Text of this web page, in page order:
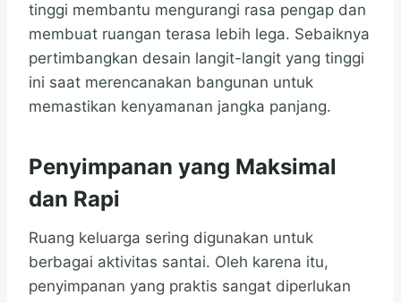
tinggi membantu mengurangi rasa pengap dan
membuat ruangan terasa lebih lega. Sebaiknya
pertimbangkan desain langit-langit yang tinggi
ini saat merencanakan bangunan untuk
memastikan kenyamanan jangka panjang.
Penyimpanan yang Maksimal
dan Rapi
Ruang keluarga sering digunakan untuk
berbagai aktivitas santai. Oleh karena itu,
penyimpanan yang praktis sangat diperlukan